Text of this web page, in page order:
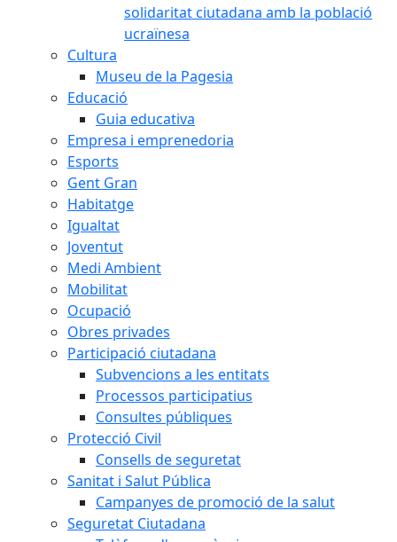
solidaritat ciutadana amb la població
ucraïnesa
Cultura
Museu de la Pagesia
Educació
Guia educativa
Empresa i emprenedoria
Esports
Gent Gran
Habitatge
Igualtat
Joventut
Medi Ambient
Mobilitat
Ocupació
Obres privades
Participació ciutadana
Subvencions a les entitats
Processos participatius
Consultes públiques
Protecció Civil
Consells de seguretat
Sanitat i Salut Pública
Campanyes de promoció de la salut
Seguretat Ciutadana